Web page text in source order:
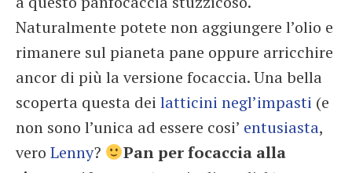
Naturalmente potete non aggiungere l’olio e
rimanere sul pianeta pane oppure arricchire
ancor di più la versione focaccia. Una bella
scoperta questa dei latticini negl’impasti (e
non sono l’unica ad essere cosi’ entusiasta,
vero Lenny?
Pan per focaccia alla